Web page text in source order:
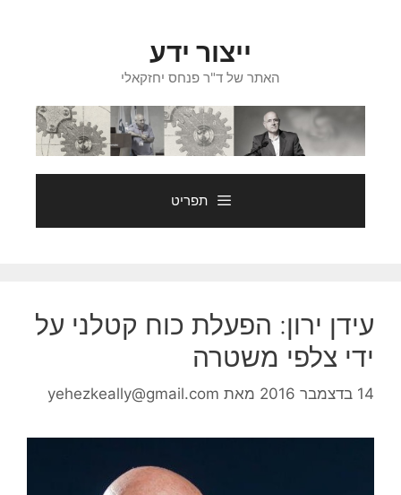
ייצור ידע
האתר של ד"ר פנחס יחזקאלי
תפריט
עידן ירון: הפעלת כוח קטלני על
ידי צלפי משטרה
14 בדצמבר 2016 מאת yehezkeally@gmail.com